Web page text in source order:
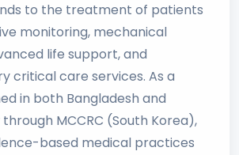
to the treatment of patients
monitoring, mechanical
life support, and
critical care services. As a
in both Bangladesh and
MCCRC (South Korea),
based medical practices